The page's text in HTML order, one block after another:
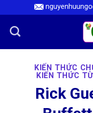
KIẾN THỨC
KIẾN THỨC
Rick